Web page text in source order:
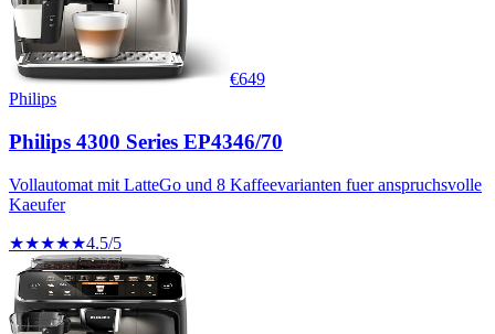
€649
Philips
Philips 4300 Series EP4346/70
Vollautomat mit LatteGo und 8 Kaffeevarianten fuer anspruchsvolle
Kaeufer
★★★★★4.5/5